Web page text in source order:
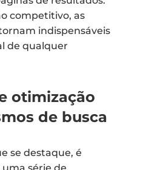
competitivo, as
indispensáveis
de qualquer
otimização
de busca
se destaque, é
série de